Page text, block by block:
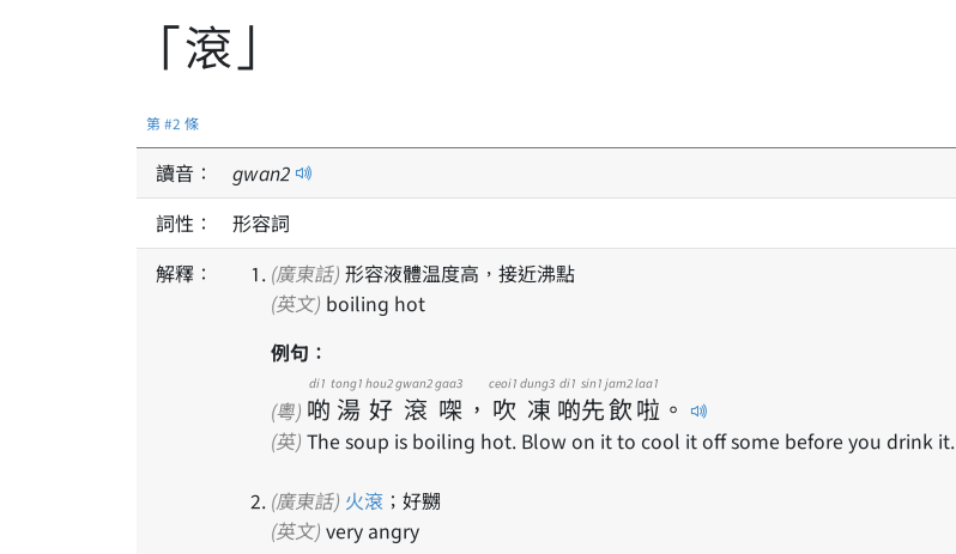
「滾」
第 #2 條
讀音： gwan2
詞性：
形容詞
解釋：
(廣東話) 形容液體温度高，接近沸點
(英文) boiling hot
例句：
(粵) 啲
di1
湯
tong1
好
hou2
滾
gwan2
㗎
gaa3
， 吹
ceoi1
凍
dung3
啲
di1
先
sin1
飲
jam2
啦
laa1
。
(英) The soup is boiling hot. Blow on it to cool it off some before you drink it.
(廣東話) 火滾 ；好嬲
(英文) very angry